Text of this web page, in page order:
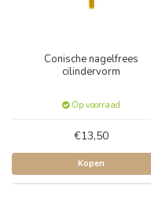
Conische nagelfrees
cilindervorm
Op voorraad
€13,50
Kopen